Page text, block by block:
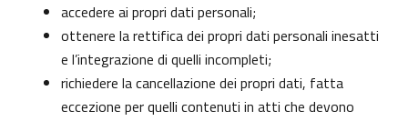
accedere ai propri dati personali;
ottenere la rettifica dei propri dati personali inesatti
e l’integrazione di quelli incompleti;
richiedere la cancellazione dei propri dati, fatta
eccezione per quelli contenuti in atti che devono